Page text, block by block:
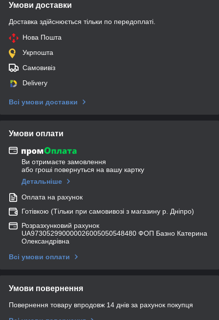
Умови доставки
Доставка здійснюється тільки по передоплаті.
Нова Пошта
Укрпошта
Самовивіз
Delivery
Всі умови доставки
Умови оплати
Ви отримаєте замовлення
або гроші повернуться на вашу картку
Детальніше
Оплата на рахунок
Готівкою (Тільки при самовивозі з магазину р. Дніпро)
Розразхунковий рахунок
UA973052990000026005050548480 ФОП Базно Катерина
Олександрівна
Всі умови оплати
Умови повернення
Повернення товару впродовж 14 днів за рахунок покупця